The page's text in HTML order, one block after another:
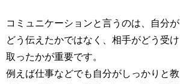
コミュニケーションと言うのは、自分が
どう伝えたかではなく、相手がどう受け
取ったかが重要です。
例えば仕事などでも自分がしっかりと教